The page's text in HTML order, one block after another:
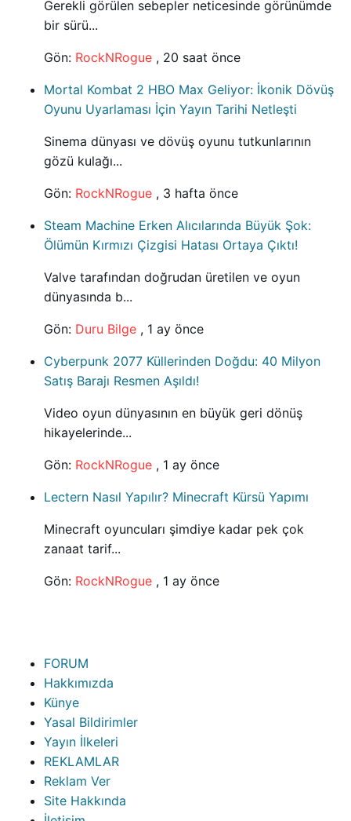
Gerekli görülen sebepler neticesinde görünümde
bir sürü...
Gön: RockNRogue , 20 saat önce
Mortal Kombat 2 HBO Max Geliyor: İkonik Dövüş
Oyunu Uyarlaması İçin Yayın Tarihi Netleşti
Sinema dünyası ve dövüş oyunu tutkunlarının
gözü kulağı...
Gön: RockNRogue , 3 hafta önce
Steam Machine Erken Alıcılarında Büyük Şok:
Ölümün Kırmızı Çizgisi Hatası Ortaya Çıktı!
Valve tarafından doğrudan üretilen ve oyun
dünyasında b...
Gön: Duru Bilge , 1 ay önce
Cyberpunk 2077 Küllerinden Doğdu: 40 Milyon
Satış Barajı Resmen Aşıldı!
Video oyun dünyasının en büyük geri dönüş
hikayelerinde...
Gön: RockNRogue , 1 ay önce
Lectern Nasıl Yapılır? Minecraft Kürsü Yapımı
Minecraft oyuncuları şimdiye kadar pek çok
zanaat tarif...
Gön: RockNRogue , 1 ay önce
FORUM
Hakkımızda
Künye
Yasal Bildirimler
Yayın İlkeleri
REKLAMLAR
Reklam Ver
Site Hakkında